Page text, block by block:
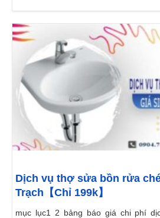
Dịch vụ thợ sửa bồn rửa
Trạch【Chỉ 199k】
mục lục1 2 bảng báo giá chi phí